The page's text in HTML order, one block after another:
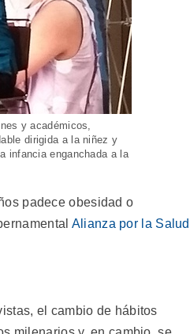
y académicos,
dirigida a la niñez y
infancia enganchada a la
padece obesidad o
Alianza por la Salud
el cambio de hábitos